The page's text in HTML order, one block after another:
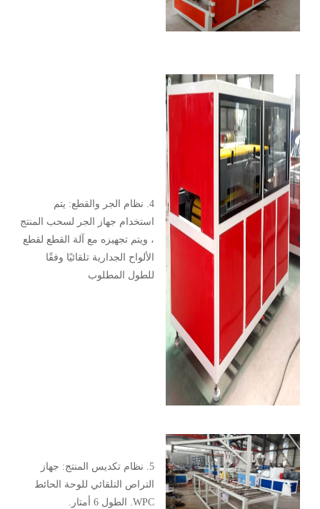
4. نظام الجر والقطع: يتم
استخدام جهاز الجر لسحب المنتج
، ويتم تجهيزه مع آلة القطع لقطع
الألواح الجدارية تلقائيًا وفقًا
للطول المطلوب
5. نظام تكديس المنتج: جهاز
التراص التلقائي للوحة الحائط
WPC. الطول 6 أمتار.